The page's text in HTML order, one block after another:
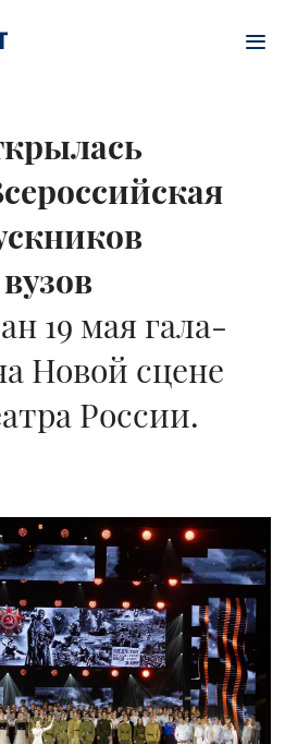
19 мая гала-
Новой сцене
России.